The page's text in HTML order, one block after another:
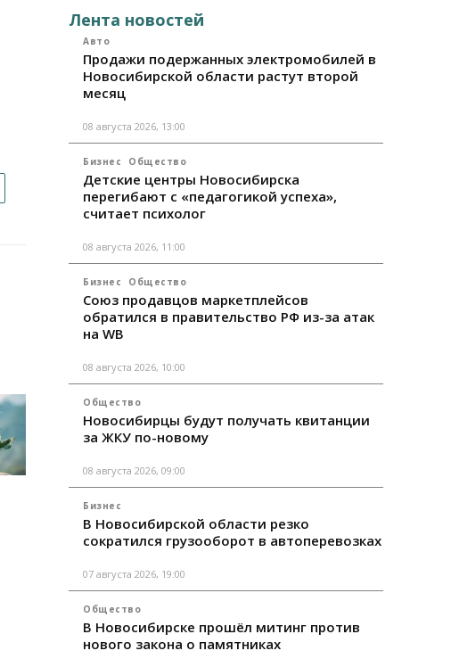
Лента новостей
Авто
Продажи подержанных электромобилей в
Новосибирской области растут второй
месяц
08 августа 2026, 13:00
Бизнес Общество
Детские центры Новосибирска
перегибают с «педагогикой успеха»,
считает психолог
08 августа 2026, 11:00
Бизнес Общество
Союз продавцов маркетплейсов
обратился в правительство РФ из-за атак
на WB
08 августа 2026, 10:00
Общество
Новосибирцы будут получать квитанции
за ЖКУ по-новому
08 августа 2026, 09:00
Бизнес
В Новосибирской области резко
сократился грузооборот в автоперевозках
07 августа 2026, 19:00
Общество
В Новосибирске прошёл митинг против
нового закона о памятниках